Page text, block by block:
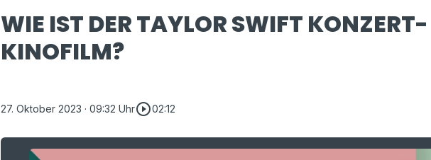
WIE IST DER TAYLOR SWIFT KONZERT-
KINOFILM?
27. Oktober 2023 · 09:32 Uhrplay_circle_outline02:12